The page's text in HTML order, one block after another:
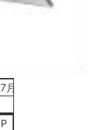
20日